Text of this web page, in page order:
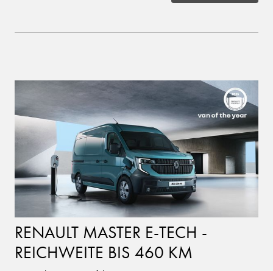
RENAULT MASTER E-TECH -
REICHWEITE BIS 460 KM